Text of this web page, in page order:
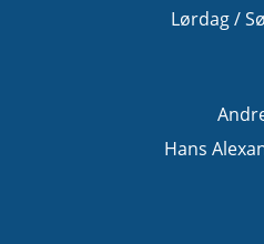
Lørdag /
Hans